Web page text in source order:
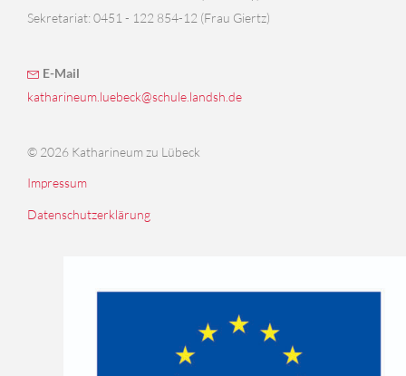
Sekretariat: 0451 - 122 854-12 (Frau Giertz)
E-Mail
katharineum.luebeck@schule.landsh.de
© 2026 Katharineum zu Lübeck
Impressum
Datenschutzerklärung